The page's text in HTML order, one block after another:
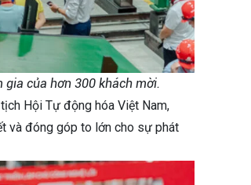
gia của hơn 300 khách mời.
Hội Tự động hóa Việt Nam,
và đóng góp to lớn cho sự phát